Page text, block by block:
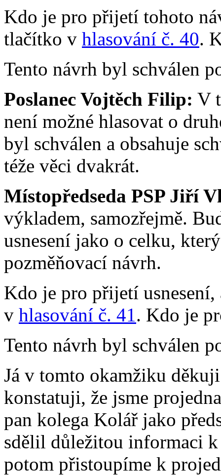
Kdo je pro přijetí tohoto
tlačítko v hlasování č. 40.
Tento návrh byl schválen
Poslanec Vojtěch Filip: V
není možné hlasovat o
byl schválen a obsahuje
téže věci dvakrát.
Místopředseda PSP Jiří
výkladem, samozřejmě.
usnesení jako o celku,
pozměňovací návrh.
Kdo je pro přijetí
v hlasování č. 41. Kdo je
Tento návrh byl schválen
Já v tomto okamžiku
konstatuji, že jsme
pan kolega Kolář jako
sdělil důležitou informaci
potom přistoupíme k